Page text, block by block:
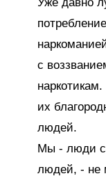
с
их
людей.
Мы - люди
людей, - не